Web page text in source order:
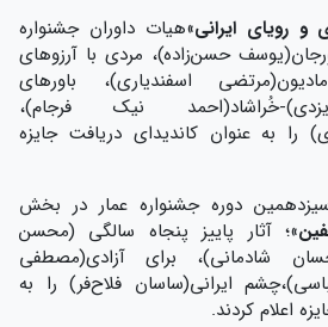
رویای ایرانی»هیات داوران جشنواره
حسن‌زاده)، مردی با آرزوهای
اسفندیاری)، باورهای
خُراشاد(احمد نیک فرجام)،
را به عنوان کاندیدای دریافت جایزه
دوره جشنواره عمار در بخش
»؛ آثار پاییز پنجاه سالگی (محسن
شادمانی)، برای آزادی(مصطفی
ایرانی(ساسان فلاح‌فر) را به
اعلام کردند.